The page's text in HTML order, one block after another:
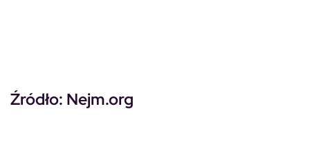
Źródło: Nejm.org